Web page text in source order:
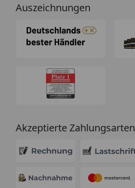
Auszeichnungen
Akzeptierte Zahlungsarten